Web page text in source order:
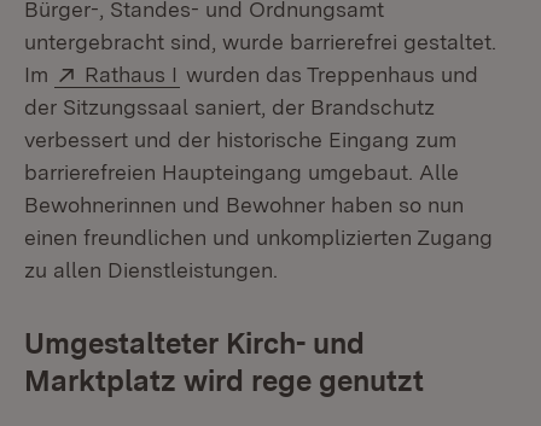
Bürger-, Standes- und Ordnungsamt
untergebracht sind, wurde barrierefrei gestaltet.
Im
Extern:
Rathaus I (Öffnet in neuem Fenster)
wurden das Treppenhaus und
der Sitzungssaal saniert, der Brandschutz
verbessert und der historische Eingang zum
barrierefreien Haupteingang umgebaut. Alle
Bewohnerinnen und Bewohner haben so nun
einen freundlichen und unkomplizierten Zugang
zu allen Dienstleistungen.
Umgestalteter Kirch- und
Marktplatz wird rege genutzt